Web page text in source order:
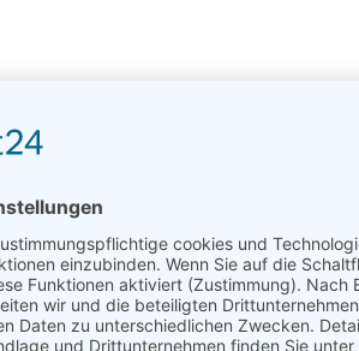
Diese Artikel solltest du auch lesen